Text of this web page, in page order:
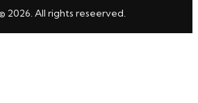
2026. All rights reseerved.